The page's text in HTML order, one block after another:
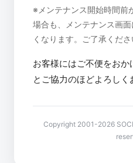
※メンテナンス開始時間前
場合も、メンテナンス画
くなります。ご了承くださ
お客様にはご不便をお
とご協力のほどよろしく
Copyright 2001-2026